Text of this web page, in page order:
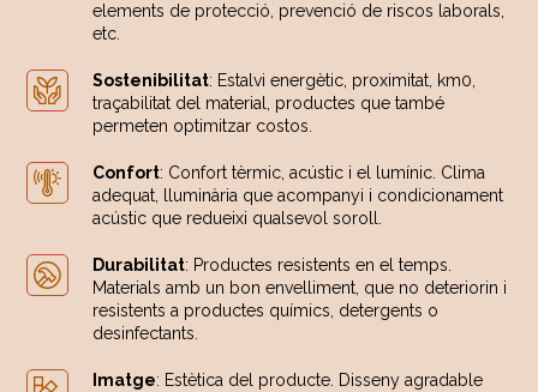
elements de protecció, prevenció de riscos laborals,
etc.
Sostenibilitat: Estalvi energètic, proximitat, km0,
traçabilitat del material, productes que també
permeten optimitzar costos.
Confort: Confort tèrmic, acústic i el lumínic. Clima
adequat, lluminària que acompanyi i condicionament
acústic que redueixi qualsevol soroll.
Durabilitat: Productes resistents en el temps.
Materials amb un bon envelliment, que no deteriorin i
resistents a productes químics, detergents o
desinfectants.
Imatge: Estètica del producte. Disseny agradable